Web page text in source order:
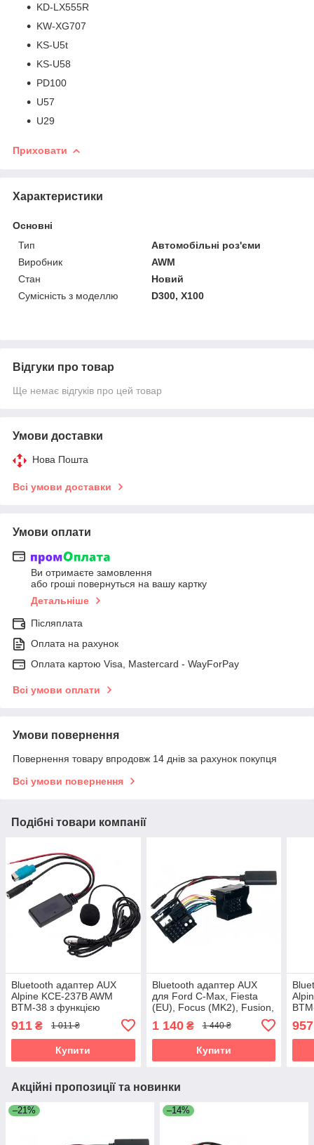
KD-LX555R
KW-XG707
KS-U5t
KS-U58
PD100
U57
U29
Приховати
Характеристики
Основні
Тип
Автомобільні роз'єми
Виробник
AWM
Стан
Новий
Сумісність з моделлю
D300, X100
Відгуки про товар
Ще немає відгуків про цей товар
Умови доставки
Нова Пошта
Всі умови доставки
Умови оплати
Ви отримаєте замовлення
або гроші повернуться на вашу картку
Детальніше
Післяплата
Оплата на рахунок
Оплата картою Visa, Mastercard - WayForPay
Всі умови оплати
Умови повернення
Повернення товару впродовж 14 днів за рахунок покупця
Всі умови повернення
Подібні товари компанії
Bluetooth адаптер AUX
Alpine KCE-237B AWM
BTM-38 з функцією
911 ₴ 1 011 ₴
Купити
Bluetooth адаптер AUX
для Ford C-Max, Fiesta
(EU), Focus (MK2), Fusion,
AWM BTM-14
1 140₴ 1 440 ₴
Купити
957
Акційні пропозиції та новинки
–21% –14%